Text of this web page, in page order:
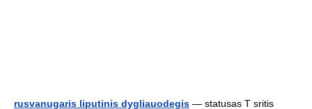
rusvanugaris liputinis dygliauodegis — statusas T sritis